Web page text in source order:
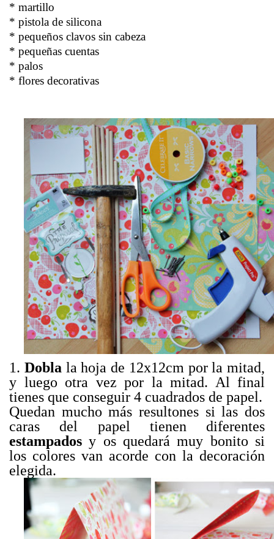
* martillo
* pistola de silicona
* pequeños clavos sin cabeza
* pequeñas cuentas
* palos
* flores decorativas
1. Dobla la hoja de 12x12cm por la mitad,
y luego otra vez por la mitad. Al final
tienes que conseguir 4 cuadrados de papel.
Quedan mucho más resultones si las dos
caras del papel tienen diferentes
estampados y os quedará muy bonito si
los colores van acorde con la decoración
elegida.